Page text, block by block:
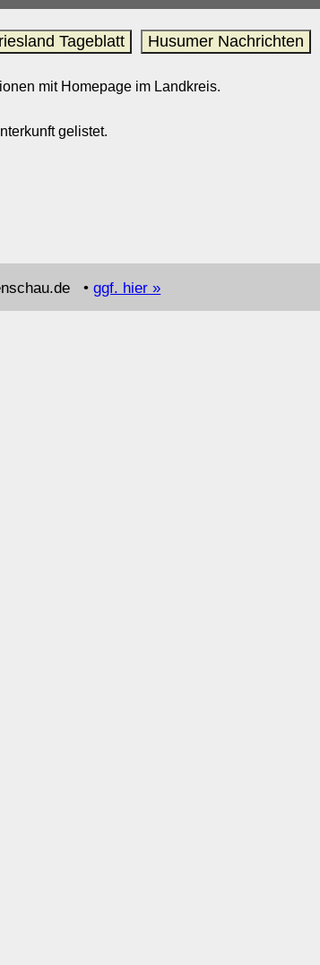
Tageblatt Husumer Nachrichten
mit Homepage im Landkreis.
gelistet.
•ggf. hier »